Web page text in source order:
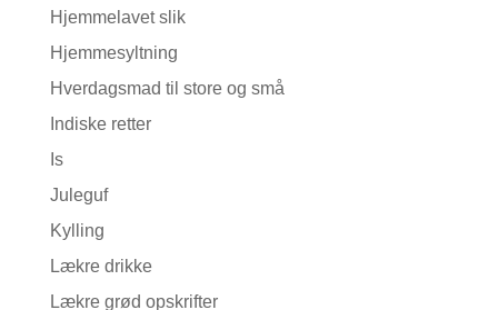
Hjemmelavet slik
Hjemmesyltning
Hverdagsmad til store og små
Indiske retter
Is
Juleguf
Kylling
Lækre drikke
Lækre grød opskrifter